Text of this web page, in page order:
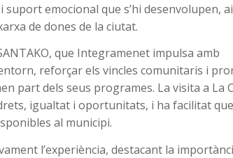
emocional que s’hi desenvolupen,
de dones de la ciutat.
que Integramenet impulsa amb
reforçar els vincles comunitaris i
part dels seus programes. La visita a La
igualtat i oportunitats, i ha facilitat
al municipi.
l’experiència, destacant la